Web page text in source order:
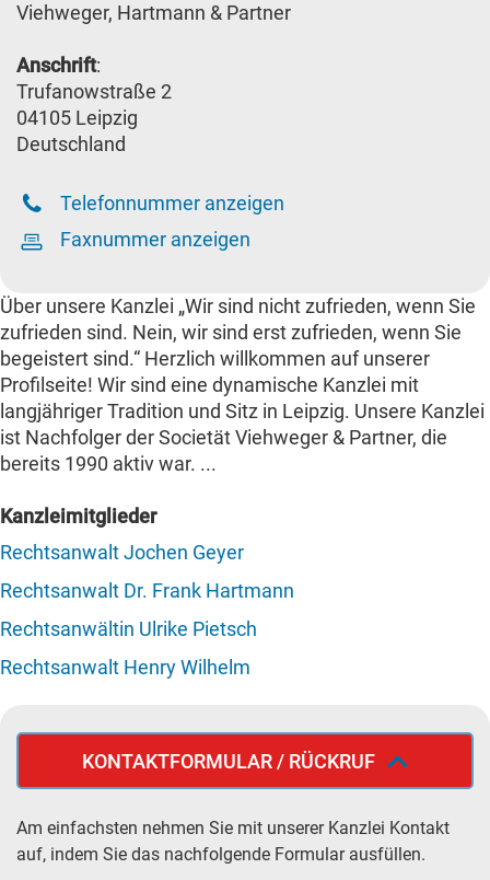
Viehweger, Hartmann & Partner
Anschrift:
Trufanowstraße 2
04105 Leipzig
Deutschland
Telefonnummer anzeigen
Faxnummer anzeigen
Über unsere Kanzlei „Wir sind nicht zufrieden, wenn Sie
zufrieden sind. Nein, wir sind erst zufrieden, wenn Sie
begeistert sind.“ Herzlich willkommen auf unserer
Profilseite! Wir sind eine dynamische Kanzlei mit
langjähriger Tradition und Sitz in Leipzig. Unsere Kanzlei
ist Nachfolger der Societät Viehweger & Partner, die
bereits 1990 aktiv war. ...
Kanzleimitglieder
Rechtsanwalt Jochen Geyer
Rechtsanwalt Dr. Frank Hartmann
Rechtsanwältin Ulrike Pietsch
Rechtsanwalt Henry Wilhelm
KONTAKTFORMULAR / RÜCKRUF
Am einfachsten nehmen Sie mit unserer Kanzlei Kontakt
auf, indem Sie das nachfolgende Formular ausfüllen.